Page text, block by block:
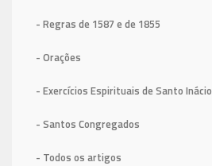
- Regras de 1587 e de 1855
- Orações
- Exercícios Espirituais de Santo Inácio
- Santos Congregados
- Todos os artigos